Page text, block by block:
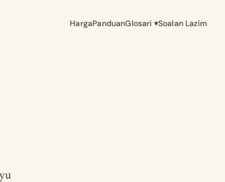
HargaPanduanGlosari ▾Soalan Lazim